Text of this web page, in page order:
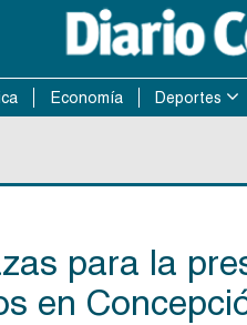
Economía Deportes
para la
en